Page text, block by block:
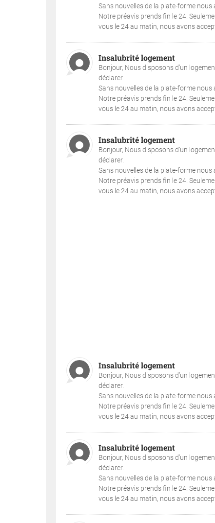
Sans nouvelles de la plate-forme nous
Notre préavis prends fin le 24.
vous le 24 au matin, nous avons
Insalubrité logement
Bonjour, Nous disposons d’un
déclarer.
Sans nouvelles de la plate-forme nous
Notre préavis prends fin le 24.
vous le 24 au matin, nous avons
Insalubrité logement
Bonjour, Nous disposons d’un
déclarer.
Sans nouvelles de la plate-forme nous
Notre préavis prends fin le 24.
vous le 24 au matin, nous avons
Insalubrité logement
Bonjour, Nous disposons d’un
déclarer.
Sans nouvelles de la plate-forme nous
Notre préavis prends fin le 24.
vous le 24 au matin, nous avons
Insalubrité logement
Bonjour, Nous disposons d’un
déclarer.
Sans nouvelles de la plate-forme nous
Notre préavis prends fin le 24.
vous le 24 au matin, nous avons